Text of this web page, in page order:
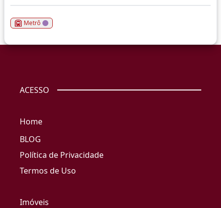
Metrô
ACESSO
Home
BLOG
Política de Privacidade
Termos de Uso
Imóveis